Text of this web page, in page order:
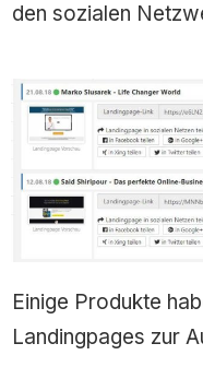
den sozialen
Einige Produkte
Landingpages zur